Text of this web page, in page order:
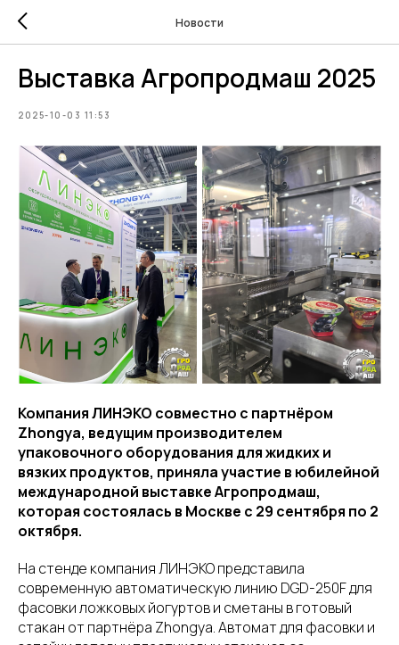
Новости
Выставка Агропродмаш 2025
2025-10-03 11:53
Компания ЛИНЭКО совместно с партнёром
Zhongya, ведущим производителем
упаковочного оборудования для жидких и
вязких продуктов, приняла участие в юбилейной
международной выставке Агропродмаш,
которая состоялась в Москве с 29 сентября по 2
октября.
На стенде компания ЛИНЭКО представила
современную автоматическую линию DGD-250F для
фасовки ложковых йогуртов и сметаны в готовый
стакан от партнёра Zhongya. Автомат для фасовки и